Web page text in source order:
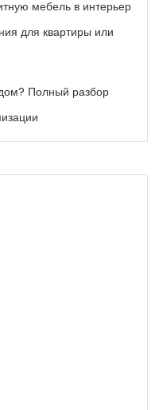
мебель в интерьер
для квартиры или
Полный разбор